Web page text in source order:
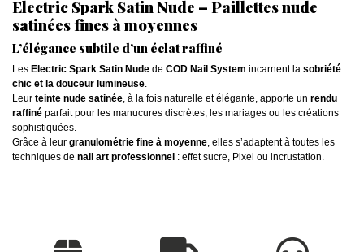
Electric Spark Satin Nude – Paillettes nude
satinées fines à moyennes
L’élégance subtile d’un éclat raffiné
Les Electric Spark Satin Nude de COD Nail System incarnent la sobriété
chic et la douceur lumineuse.
Leur teinte nude satinée, à la fois naturelle et élégante, apporte un rendu
raffiné parfait pour les manucures discrètes, les mariages ou les créations
sophistiquées.
Grâce à leur granulométrie fine à moyenne, elles s’adaptent à toutes les
techniques de nail art professionnel : effet sucre, Pixel ou incrustation.